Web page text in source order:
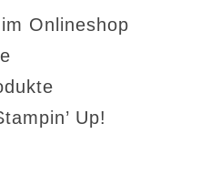
Onlineshop
Up!